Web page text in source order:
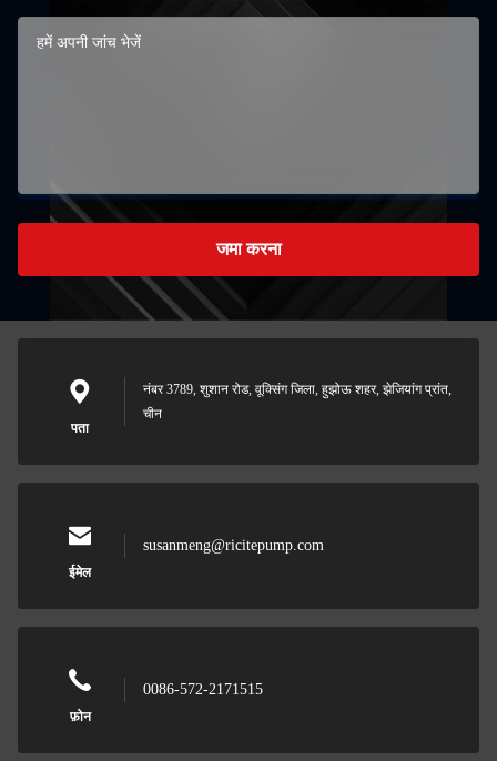
जमा करना
पता
नंबर 3789, शुशान रोड, वूक्सिंग जिला, हुझोऊ शहर, झेजियांग प्रांत,
चीन
ईमेल
susanmeng@ricitepump.com
फ़ोन
0086-572-2171515